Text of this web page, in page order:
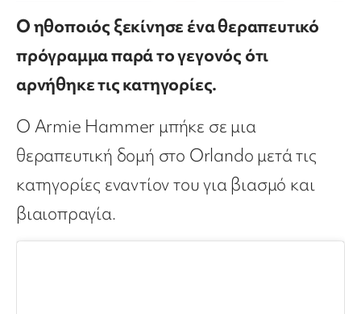
Ο ηθοποιός ξεκίνησε ένα θεραπευτικό
πρόγραμμα παρά το γεγονός ότι
αρνήθηκε τις κατηγορίες.
Ο Armie Hammer μπήκε σε μια
θεραπευτική δομή στο Orlando μετά τις
κατηγορίες εναντίον του για βιασμό και
βιαιοπραγία.